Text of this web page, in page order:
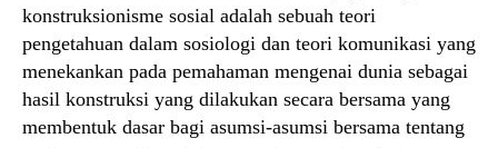
konstruksionisme sosial adalah sebuah teori
pengetahuan dalam sosiologi dan teori komunikasi yang
menekankan pada pemahaman mengenai dunia sebagai
hasil konstruksi yang dilakukan secara bersama yang
membentuk dasar bagi asumsi-asumsi bersama tentang